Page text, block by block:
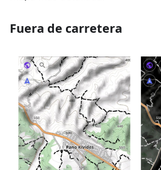
Fuera de carretera